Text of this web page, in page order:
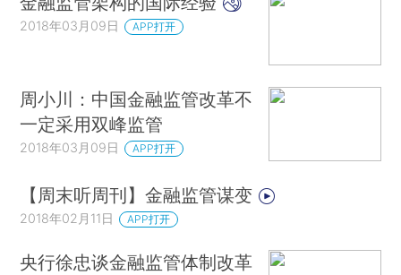
2018年03月09日 APP打开
周小川：中国金融监管改革不
一定采用双峰监管
2018年03月09日 APP打开
【周末听周刊】金融监管谋变
2018年02月11日 APP打开
央行徐忠谈金融监管体制改革